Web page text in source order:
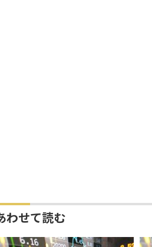
わせて読む